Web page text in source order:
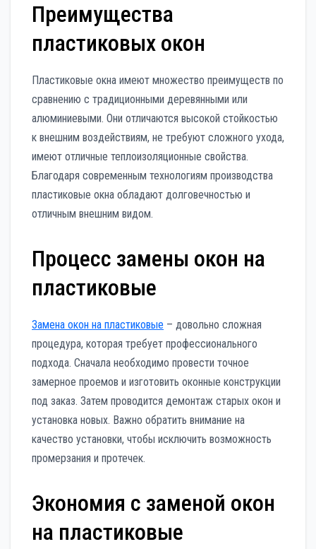
Преимущества
пластиковых окон
Пластиковые окна имеют множество преимуществ по
сравнению с традиционными деревянными или
алюминиевыми. Они отличаются высокой стойкостью
к внешним воздействиям, не требуют сложного ухода,
имеют отличные теплоизоляционные свойства.
Благодаря современным технологиям производства
пластиковые окна обладают долговечностью и
отличным внешним видом.
Процесс замены окон на
пластиковые
Замена окон на пластиковые – довольно сложная
процедура, которая требует профессионального
подхода. Сначала необходимо провести точное
замерное проемов и изготовить оконные конструкции
под заказ. Затем проводится демонтаж старых окон и
установка новых. Важно обратить внимание на
качество установки, чтобы исключить возможность
промерзания и протечек.
Экономия с заменой окон
на пластиковые